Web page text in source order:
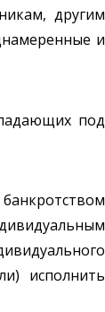
другим
и
под
исполнить